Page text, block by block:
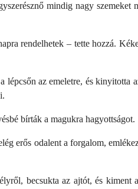
mindig nagy
rendelhetek – tette hozzá.
az emeletre, és kinyitotta
bírták a magukra hagyottságot.
erős odalent a forgalom,
becsukta az ajtót, és kiment